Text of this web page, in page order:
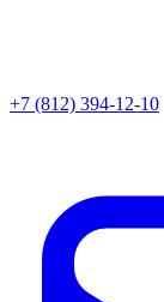
+7 (812) 394-12-10